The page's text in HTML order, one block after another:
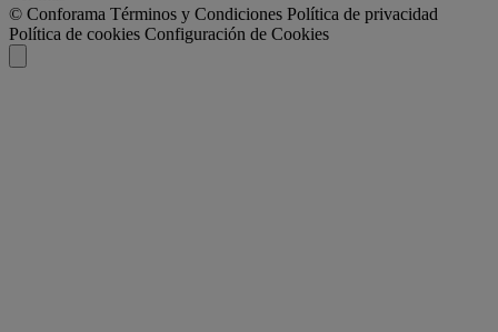
© Conforama Términos y Condiciones Política de privacidad
Política de cookies Configuración de Cookies